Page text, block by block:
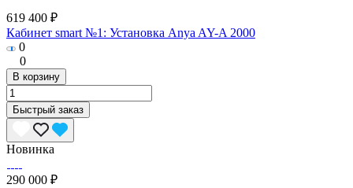
619 400 ₽
Кабинет smart №1: Установка Anya AY-A 2000
0
0
В корзину
Быстрый заказ
Новинка
290 000 ₽